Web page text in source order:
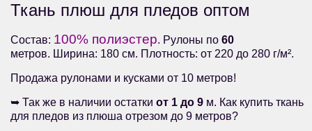
Ткань плюш для пледов оптом
Состав: 100% полиэстер. Рулоны по 60
метров. Ширина: 180 см. Плотность: от 220 до 280 г/м².
Продажа рулонами и кусками от 10 метров!
➥ Так же в наличии остатки от 1 до 9 м. Как купить ткань
для пледов из плюша отрезом до 9 метров?